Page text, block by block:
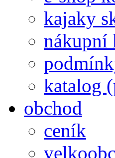
kajaky
nákupní
katalog
obchod
ceník